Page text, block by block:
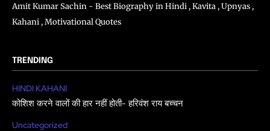
Amit Kumar Sachin - Best Biography in Hindi , Kavita , Upnyas ,
Kahani , Motivational Quotes
TRENDING
HINDI KAHANI
कोशिश करने वालों की हार नहीं होती- हरिवंश राय बच्चन
Uncategorized